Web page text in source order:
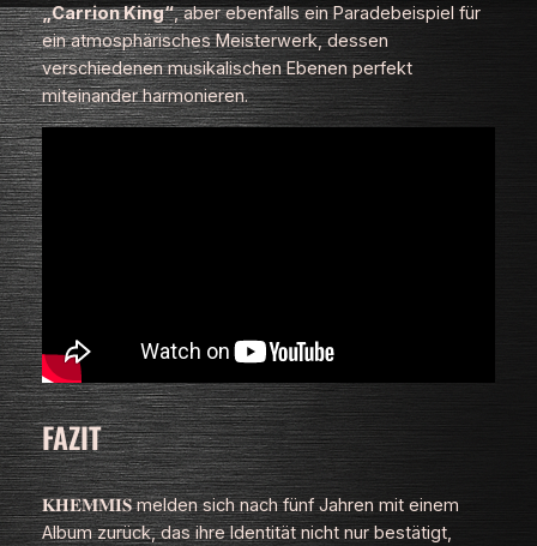
„Carrion King“, aber ebenfalls ein Paradebeispiel für
ein atmosphärisches Meisterwerk, dessen
verschiedenen musikalischen Ebenen perfekt
miteinander harmonieren.
FAZIT
𝐊𝐇𝐄𝐌𝐌𝐈𝐒 melden sich nach fünf Jahren mit einem
Album zurück, das ihre Identität nicht nur bestätigt,